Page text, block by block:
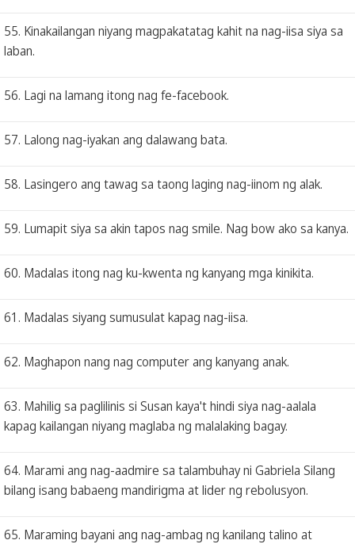
55. Kinakailangan niyang magpakatatag kahit na nag-iisa siya sa
laban.
56. Lagi na lamang itong nag fe-facebook.
57. Lalong nag-iyakan ang dalawang bata.
58. Lasingero ang tawag sa taong laging nag-iinom ng alak.
59. Lumapit siya sa akin tapos nag smile. Nag bow ako sa kanya.
60. Madalas itong nag ku-kwenta ng kanyang mga kinikita.
61. Madalas siyang sumusulat kapag nag-iisa.
62. Maghapon nang nag computer ang kanyang anak.
63. Mahilig sa paglilinis si Susan kaya't hindi siya nag-aalala
kapag kailangan niyang maglaba ng malalaking bagay.
64. Marami ang nag-aadmire sa talambuhay ni Gabriela Silang
bilang isang babaeng mandirigma at lider ng rebolusyon.
65. Maraming bayani ang nag-ambag ng kanilang talino at